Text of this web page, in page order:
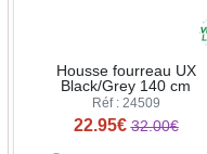
Housse fourreau UX
Black/Grey 140 cm
Réf : 24509
22.95€ 32.00€